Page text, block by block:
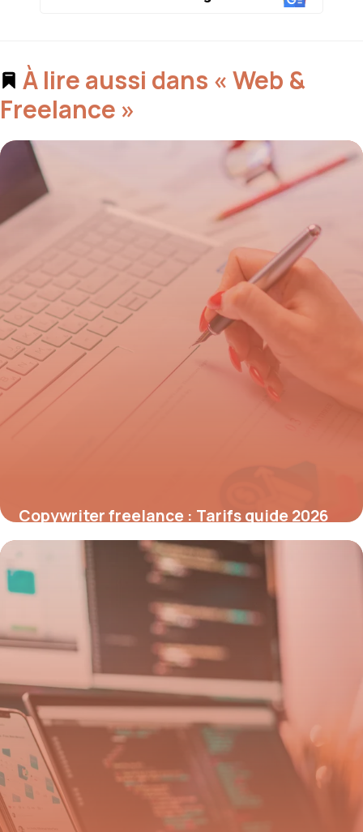
À lire aussi dans « Web &
Freelance »
Copywriter freelance : Tarifs guide 2026
19 mai 2026